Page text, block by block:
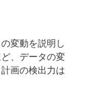
変動を説明し
、データの変
画の検出力は